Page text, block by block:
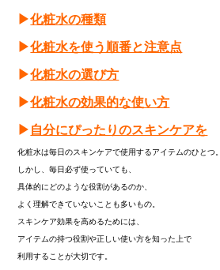
▶化粧水の種類
▶化粧水を使う順番と注意点
▶化粧水の選び方
▶化粧水の効果的な使い方
▶ 自分にぴったりのスキンケアを
化粧水は毎日のスキンケアで使用するアイテムのひとつ。
しかし、毎日必ず使っていても、
具体的にどのような役割があるのか、
よく理解できていないことも多いもの。
スキンケア効果を高めるためには、
アイテムの持つ役割や正しい使い方を知った上で
利用することが大切です。